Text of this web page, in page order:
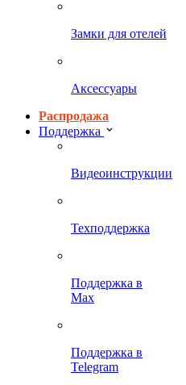
Замки для отелей
Аксессуары
Распродажа
Поддержка
Видеоинструкции
Техподдержка
Поддержка в
Max
Поддержка в
Telegram